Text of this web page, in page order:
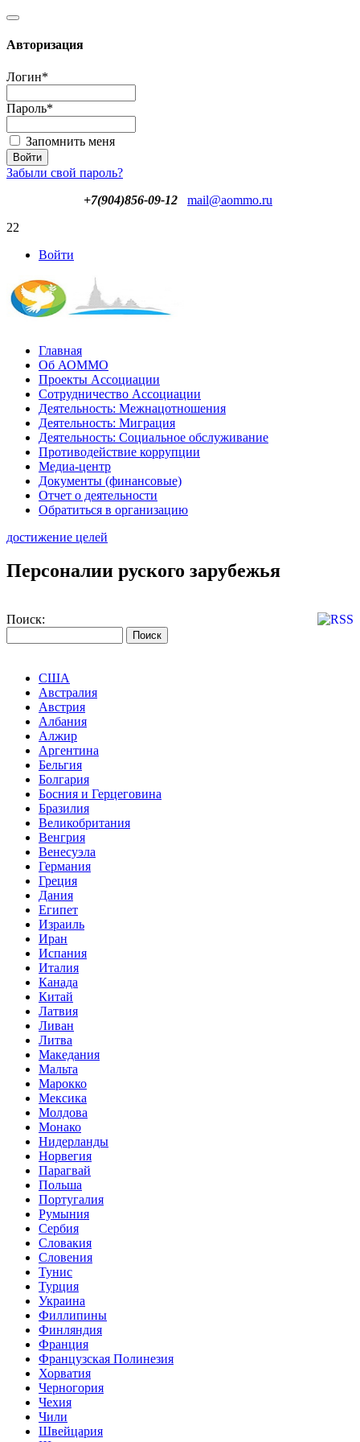
Авторизация
Логин*
Пароль*
Запомнить меня
Забыли свой пароль?
+7(904)856-09-12
mail@aommo.ru
22
Войти
Главная
Об АОММО
Проекты Ассоциации
Сотрудничество Ассоциации
Деятельность: Межнацотношения
Деятельность: Миграция
Деятельность: Социальное обслуживание
Противодействие коррупции
Медиа-центр
Документы (финансовые)
Отчет о деятельности
Обратиться в организацию
достижение целей
Персоналии руского зарубежья
Поиск:
США
Австралия
Австрия
Албания
Алжир
Аргентина
Бельгия
Болгария
Босния и Герцеговина
Бразилия
Великобритания
Венгрия
Венесуэла
Германия
Греция
Дания
Египет
Израиль
Иран
Испания
Италия
Канада
Китай
Латвия
Ливан
Литва
Македания
Мальта
Марокко
Мексика
Молдова
Монако
Нидерланды
Норвегия
Парагвай
Польша
Португалия
Румыния
Сербия
Словакия
Словения
Тунис
Турция
Украина
Филлипины
Финляндия
Франция
Французская Полинезия
Хорватия
Черногория
Чехия
Чили
Швейцария